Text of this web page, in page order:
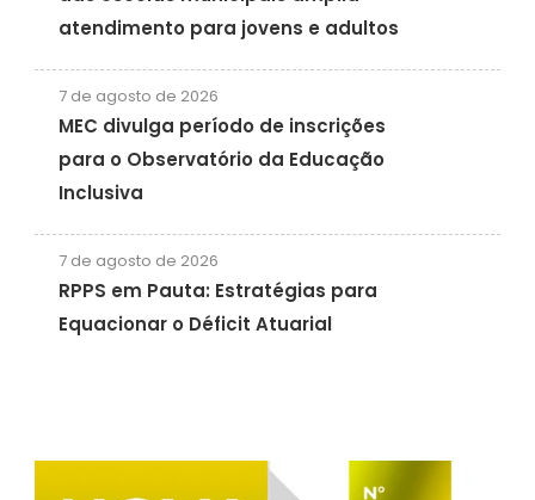
atendimento para jovens e adultos
7 de agosto de 2026
MEC divulga período de inscrições
para o Observatório da Educação
Inclusiva
7 de agosto de 2026
RPPS em Pauta: Estratégias para
Equacionar o Déficit Atuarial